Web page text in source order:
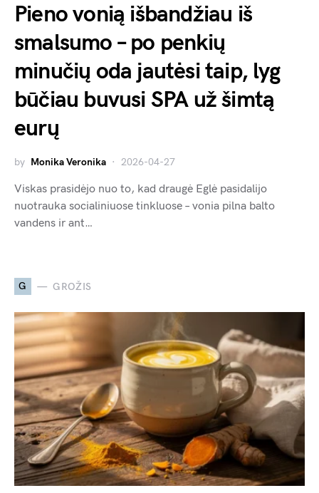
Pieno vonią išbandžiau iš
smalsumo – po penkių
minučių oda jautėsi taip, lyg
būčiau buvusi SPA už šimtą
eurų
by Monika Veronika 2026-04-27
Viskas prasidėjo nuo to, kad draugė Eglė pasidalijo
nuotrauka socialiniuose tinkluose – vonia pilna balto
vandens ir ant…
G GROŽIS